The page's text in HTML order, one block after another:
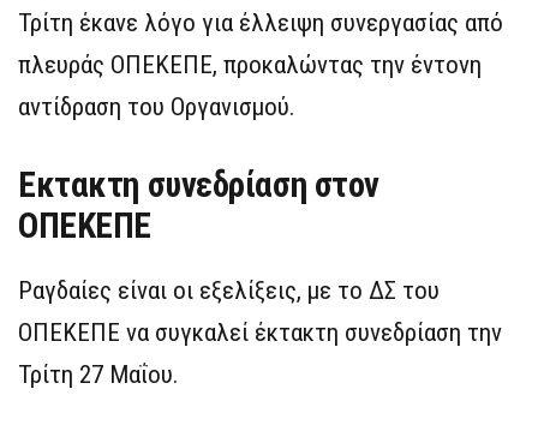
Τρίτη έκανε λόγο για έλλειψη συνεργασίας από
πλευράς ΟΠΕΚΕΠΕ, προκαλώντας την έντονη
αντίδραση του Οργανισμού.
Εκτακτη συνεδρίαση στον
ΟΠΕΚΕΠΕ
Ραγδαίες είναι οι εξελίξεις, με το ΔΣ του
ΟΠΕΚΕΠΕ να συγκαλεί έκτακτη συνεδρίαση την
Τρίτη 27 Μαΐου.